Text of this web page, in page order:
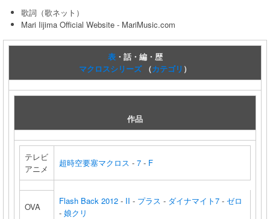
歌詞（歌ネット）
Mari Iijima Official Website - MariMusic.com
表・話・編・歴
マクロスシリーズ（カテゴリ ）
作品
テレビ
アニメ
超時空要塞マクロス - 7 - F
OVA
Flash Back 2012 - II - プラス - ダイナマイト7 - ゼロ
- 娘クリ